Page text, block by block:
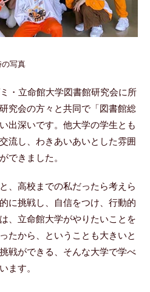
写真
・立命館大学図書館研究会に所
究会の方々と共同で「図書館総
出深いです。他大学の学生とも
流し、わきあいあいとした雰囲
できました。
、高校までの私だったら考えら
に挑戦し、自信をつけ、行動的
、立命館大学がやりたいことを
たから、ということも大きいと
戦ができる、そんな大学で学べ
ます。